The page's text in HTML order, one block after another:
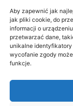
Aby zapewnić jak
jak pliki cookie, do
informacji o
przetwarzać dane,
unikalne
wycofanie zgody
funkcje.
POZNAJ
>Gołdap